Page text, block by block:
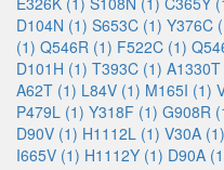
D104N (1) S653C (1) Y376C
(1) Q546R (1) F522C (1)
D101H (1) T393C (1)
A62T (1) L84V (1) M165I (1)
P479L (1) Y318F (1) G908R
D90V (1) H1112L (1) V30A (1)
I665V (1) H1112Y (1) D90A